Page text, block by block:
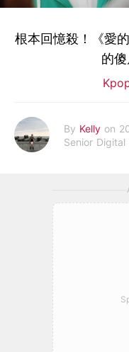
根本回憶殺！《愛
的
By Kelly on
Senior